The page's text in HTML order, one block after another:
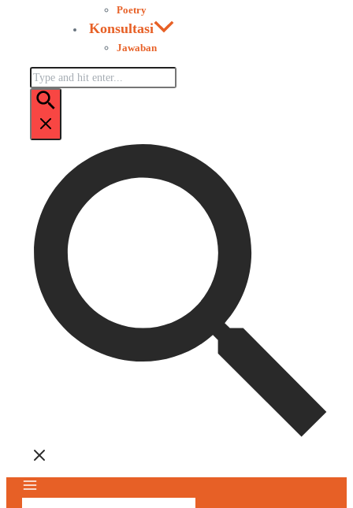
Poetry
Konsultasi
Jawaban
Pencarian
untuk: